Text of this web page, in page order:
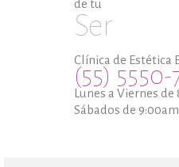
de tu
Ser
Clínica de Estética
(55) 5550-
Lunes a Viernes
Sábados de